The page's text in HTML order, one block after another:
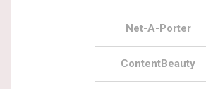
Net-A-Porter
ContentBeauty